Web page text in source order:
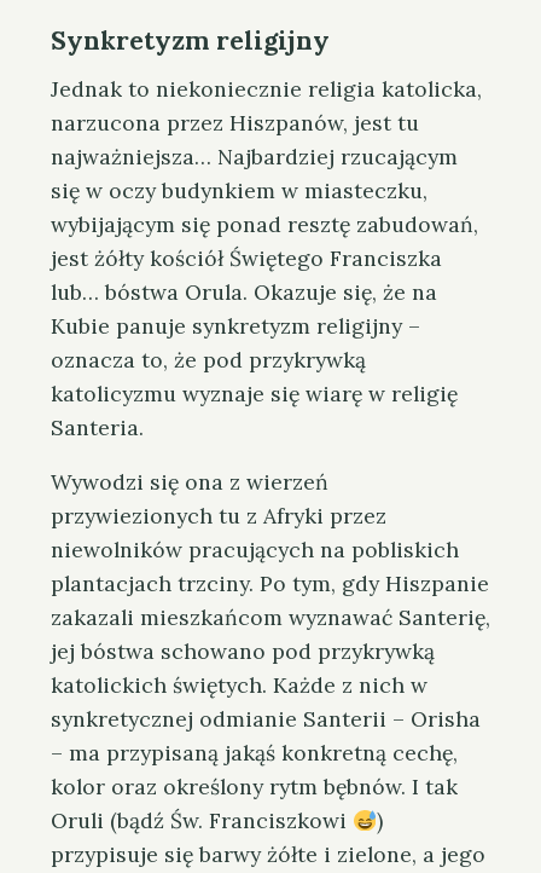
Synkretyzm religijny
Jednak to niekoniecznie religia katolicka,
narzucona przez Hiszpanów, jest tu
najważniejsza… Najbardziej rzucającym
się w oczy budynkiem w miasteczku,
wybijającym się ponad resztę zabudowań,
jest żółty kościół Świętego Franciszka
lub… bóstwa Orula. Okazuje się, że na
Kubie panuje synkretyzm religijny –
oznacza to, że pod przykrywką
katolicyzmu wyznaje się wiarę w religię
Santeria.
Wywodzi się ona z wierzeń
przywiezionych tu z Afryki przez
niewolników pracujących na pobliskich
plantacjach trzciny. Po tym, gdy Hiszpanie
zakazali mieszkańcom wyznawać Santerię,
jej bóstwa schowano pod przykrywką
katolickich świętych. Każde z nich w
synkretycznej odmianie Santerii – Orisha
– ma przypisaną jakąś konkretną cechę,
kolor oraz określony rytm bębnów. I tak
Oruli (bądź Św. Franciszkowi
)
przypisuje się barwy żółte i zielone, a jego